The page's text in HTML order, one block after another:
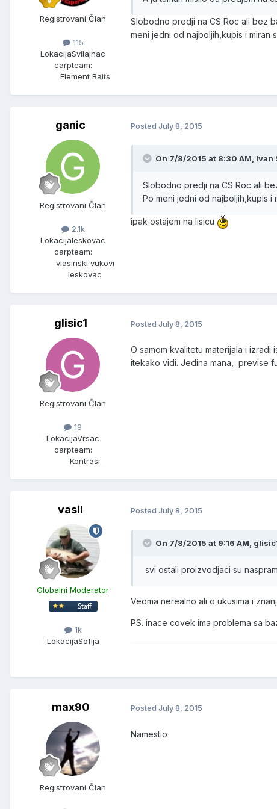
Registrovani Član
115
LokacijaSvilajnac
carpteam:
Element Baits
Slobodno predji na CS Roc ali bez
meni jedni od najboljih,kupis i miran
ganic
Registrovani Član
2.1k
Lokacijaleskovac
carpteam:
vlasinski vukovi
leskovac
Posted July 8, 2015
On 7/8/2015 at 8:30 AM, Ivan
Slobodno predji na CS Roc ali
Po meni jedni od najboljih,kupis i
ipak ostajem na lisicu
glisic1
Registrovani Član
19
LokacijaVrsac
carpteam:
Kontrasi
Posted July 8, 2015
O samom kvalitetu materijala i
itekako vidi. Jedina mana, previse
vasil
Globalni Moderator
1k
LokacijaSofija
Posted July 8, 2015
On 7/8/2015 at 9:16 AM,
svi ostali proizvodjaci su
Veoma nerealno ali o ukusima i
PS. inace covek ima problema sa
max90
Registrovani Član
Posted July 8, 2015
Namestio